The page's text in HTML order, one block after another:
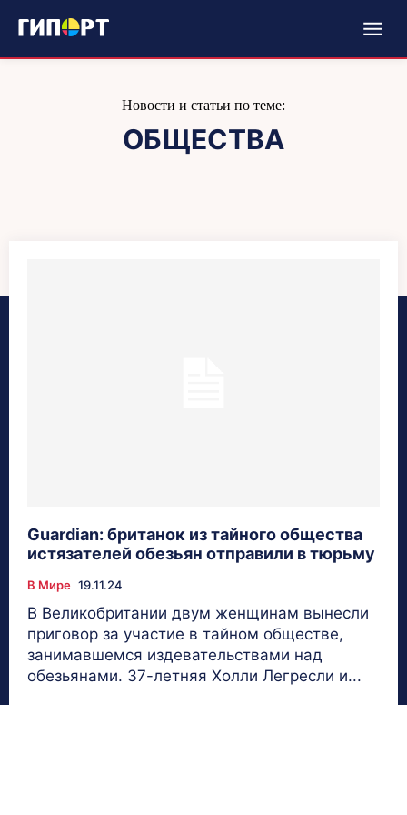
Новости и статьи по теме:
ОБЩЕСТВА
Guardian: британок из тайного общества
истязателей обезьян отправили в тюрьму
В Мире 19.11.24
В Великобритании двум женщинам вынесли
приговор за участие в тайном обществе,
занимавшемся издевательствами над
обезьянами. 37-летняя Холли Легресли и...